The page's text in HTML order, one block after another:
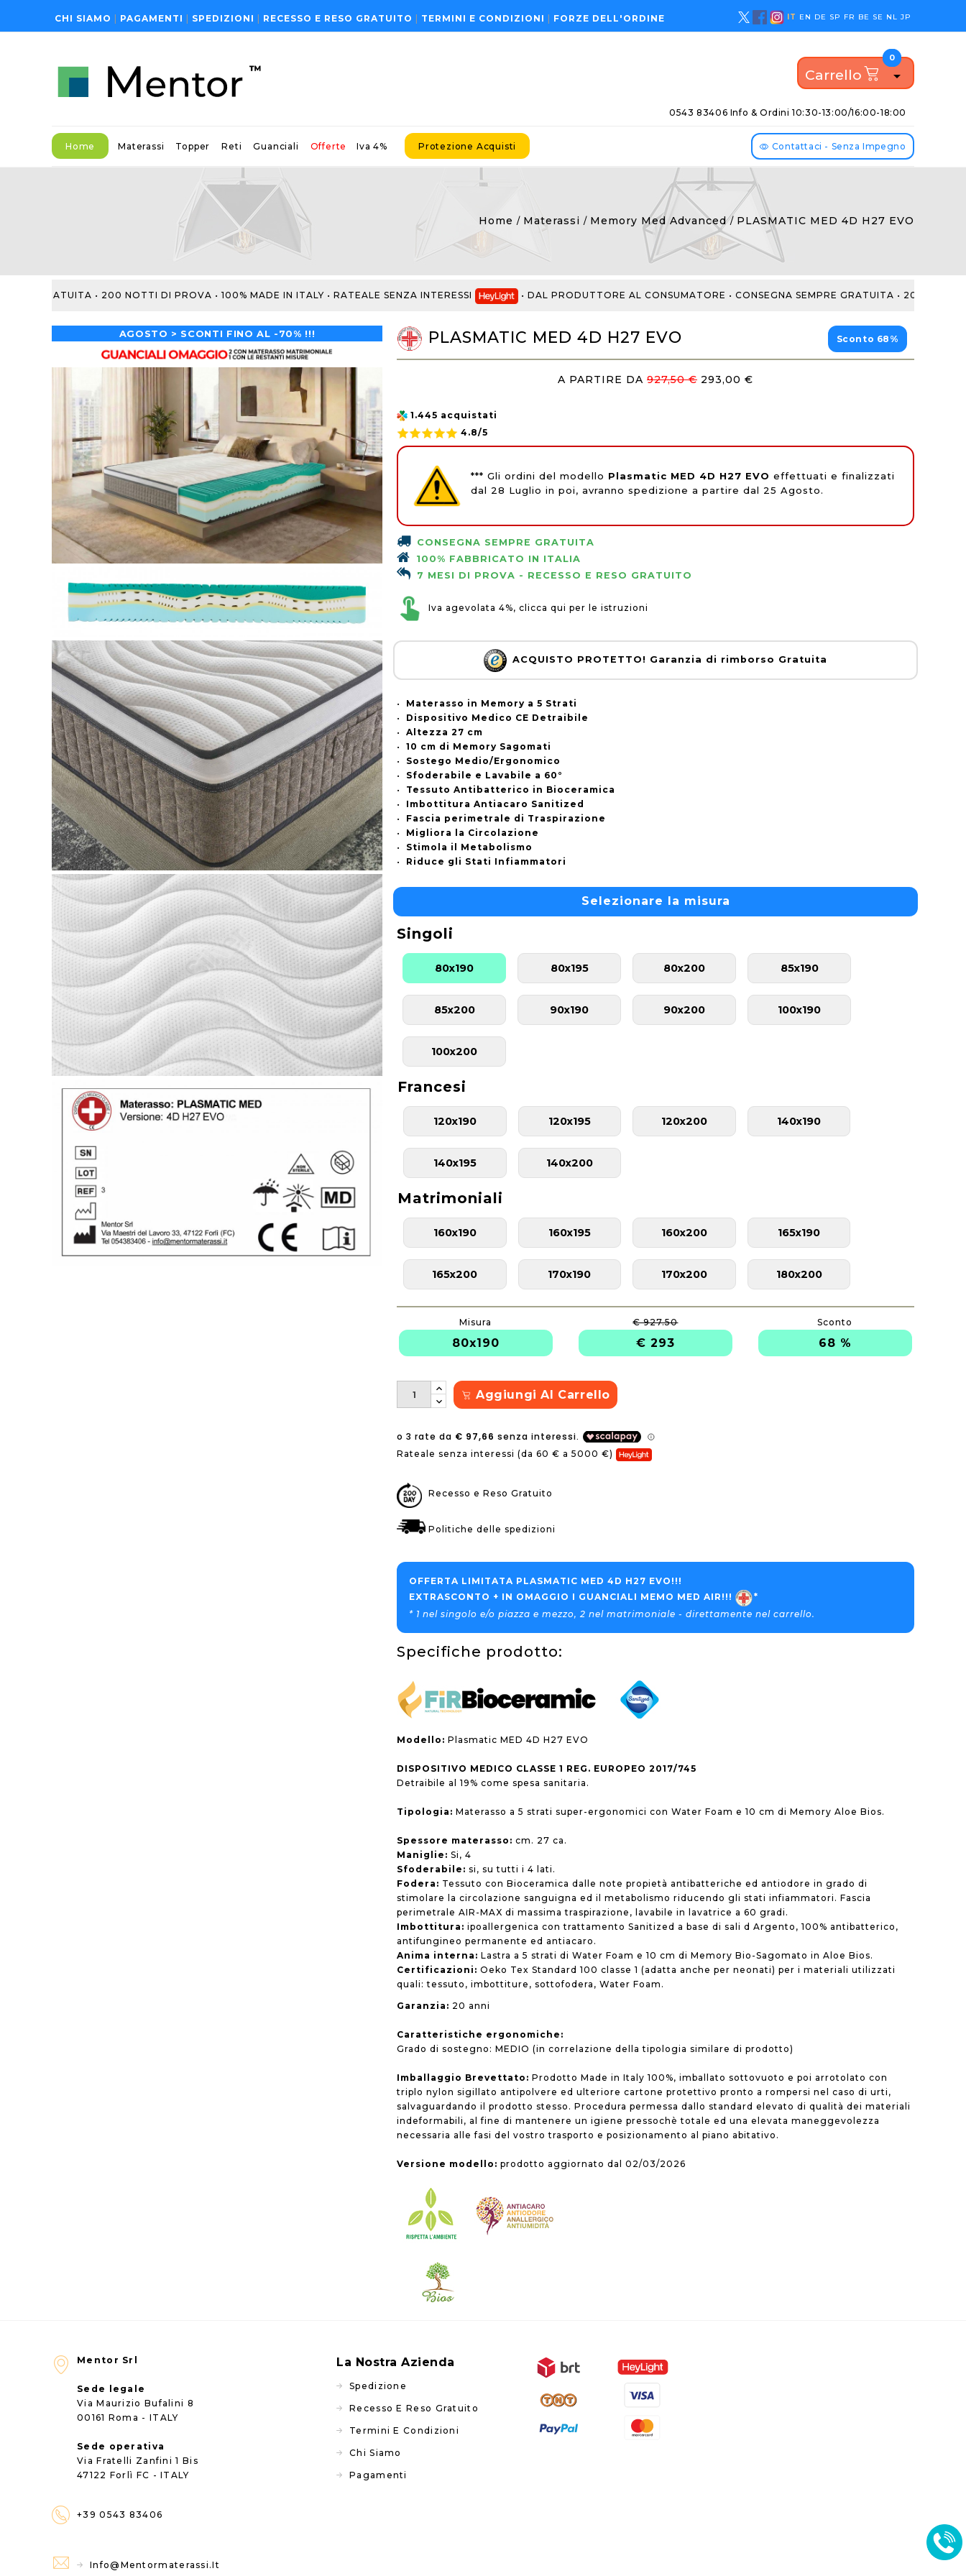
CHI SIAMO PAGAMENTI SPEDIZIONI RECESSO E RESO GRATUITO TERMINI E CONDIZIONI FORZE DELL'ORDINE IT EN DE SP FR BE SE NL JP
0
Carrello
0

0543 83406 Info & Ordini10:30-13:00/16:00-18:00
Home Materassi Topper Reti Guanciali Offerte Iva 4% Protezione Acquisti Contattaci - Senza Impegno
Home Materassi Memory Med Advanced PLASMATIC MED 4D H27 EVO
GRATUITA • 200 NOTTI DI PROVA • 100% MADE IN ITALY • RATEALE SENZA INTERESSI • DAL PRODUTTORE AL CONSUMATORE •CONSEGNA SEMPRE GRATUITA • 200 NOTTI DI
AGOSTO > SCONTI FINO AL -70% !!! Sconto 68%
PLASMATIC MED 4D H27 EVO
A PARTIRE DA 927,50 € 293,00 €
1.445 acquistati
4.8/5
*** Gli ordini del modello Plasmatic MED 4D H27 EVO effettuati e finalizzati
dal 28 Luglio in poi, avranno spedizione a partire dal 25 Agosto.
CONSEGNA SEMPRE GRATUITA
100% FABBRICATO IN ITALIA
7 MESI DI PROVA - RECESSO E RESO GRATUITO
Iva agevolata 4%, clicca qui per le istruzioni
ACQUISTO PROTETTO! Garanzia di rimborso Gratuita
• Materasso in Memory a 5 Strati
• Dispositivo Medico CE Detraibile
• Altezza 27 cm
• 10 cm di Memory Sagomati
• Sostego Medio/Ergonomico
• Sfoderabile e Lavabile a 60°
• Tessuto Antibatterico in Bioceramica
• Imbottitura Antiacaro Sanitized
• Fascia perimetrale di Traspirazione
• Migliora la Circolazione
• Stimola il Metabolismo
• Riduce gli Stati Infiammatori
Selezionare la misura
Singoli
80x190 80x195 80x200 85x190
85x200 90x190 90x200 100x190
100x200
Francesi
120x190 120x195 120x200 140x190
140x195 140x200
Matrimoniali
160x190 160x195 160x200 165x190
165x200 170x190 170x200 180x200
Misura
80x190
€ 927.50
€ 293
Sconto
68 %
Aggiungi Al Carrello
Rateale senza interessi (da 60 € a 5000 €)
Recesso e Reso Gratuito
Politiche delle spedizioni
OFFERTA LIMITATA PLASMATIC MED 4D H27 EVO!!!
EXTRASCONTO + IN OMAGGIO I GUANCIALI MEMO MED AIR!!!
*
* 1 nel singolo e/o piazza e mezzo, 2 nel matrimoniale - direttamente nel carrello.
Specifiche prodotto:
Modello: Plasmatic MED 4D H27 EVO
DISPOSITIVO MEDICO CLASSE 1 REG. EUROPEO 2017/745
Detraibile al 19% come spesa sanitaria.
Tipologia: Materasso a 5 strati super-ergonomici con Water Foam e 10 cm di Memory Aloe Bios.
Spessore materasso: cm. 27 ca.
Maniglie: Si, 4
Sfoderabile: si, su tutti i 4 lati.
Fodera: Tessuto con Bioceramica dalle note propietà antibatteriche ed antiodore in grado di
stimolare la circolazione sanguigna ed il metabolismo riducendo gli stati infiammatori. Fascia
perimetrale AIR-MAX di massima traspirazione, lavabile in lavatrice a 60 gradi.
Imbottitura: ipoallergenica con trattamento Sanitized a base di sali d Argento, 100% antibatterico,
antifungineo permanente ed antiacaro.
Anima interna: Lastra a 5 strati di Water Foam e 10 cm di Memory Bio-Sagomato in Aloe Bios.
Certificazioni: Oeko Tex Standard 100 classe 1 (adatta anche per neonati) per i materiali utilizzati
quali: tessuto, imbottiture, sottofodera, Water Foam.
Garanzia: 20 anni
Caratteristiche ergonomiche:
Grado di sostegno: MEDIO (in correlazione della tipologia similare di prodotto)
Imballaggio Brevettato: Prodotto Made in Italy 100%, imballato sottovuoto e poi arrotolato con
triplo nylon sigillato antipolvere ed ulteriore cartone protettivo pronto a rompersi nel caso di urti,
salvaguardando il prodotto stesso. Procedura permessa dallo standard elevato di qualità dei materiali
indeformabili, al fine di mantenere un igiene pressochè totale ed una elevata maneggevolezza
necessaria alle fasi del vostro trasporto e posizionamento al piano abitativo.
Versione modello: prodotto aggiornato dal 02/03/2026
Mentor Srl
Sede legale
Via Maurizio Bufalini 8
00161 Roma - ITALY
Sede operativa
Via Fratelli Zanfini 1 Bis
47122 Forlì FC - ITALY
+39 0543 83406
Info@mentormaterassi.it
La Nostra Azienda
Spedizione
Recesso E Reso Gratuito
Termini E Condizioni
Chi Siamo
Pagamenti